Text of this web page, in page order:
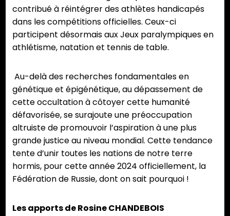
contribué à réintégrer des athlètes handicapés
dans les compétitions officielles. Ceux-ci
participent désormais aux Jeux paralympiques en
athlétisme, natation et tennis de table.
Au-delà des recherches fondamentales en
génétique et épigénétique, au dépassement de
cette occultation à côtoyer cette humanité
défavorisée, se surajoute une préoccupation
altruiste de promouvoir l’aspiration à une plus
grande justice au niveau mondial. Cette tendance
tente d’unir toutes les nations de notre terre
hormis, pour cette année 2024 officiellement, la
Fédération de Russie, dont on sait pourquoi !
Les apports de Rosine CHANDEBOIS